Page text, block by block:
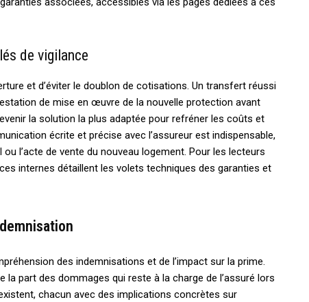
de vigilance
et d’éviter le doublon de cotisations. Un transfert réussi
de mise en œuvre de la nouvelle protection avant
la solution la plus adaptée pour refréner les coûts et
écrite et précise avec l’assureur est indispensable,
l’acte de vente du nouveau logement. Pour les lecteurs
internes détaillent les volets techniques des garanties et
des indemnisations et de l’impact sur la prime.
part des dommages qui reste à la charge de l’assuré lors
chacun avec des implications concrètes sur